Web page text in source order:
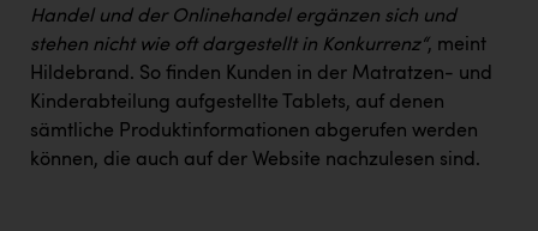
Handel und der Onlinehandel ergänzen sich und
stehen nicht wie oft dargestellt in Konkurrenz“, meint
Hildebrand. So finden Kunden in der Matratzen- und
Kinderabteilung aufgestellte Tablets, auf denen
sämtliche Produktinformationen abgerufen werden
können, die auch auf der Website nachzulesen sind.